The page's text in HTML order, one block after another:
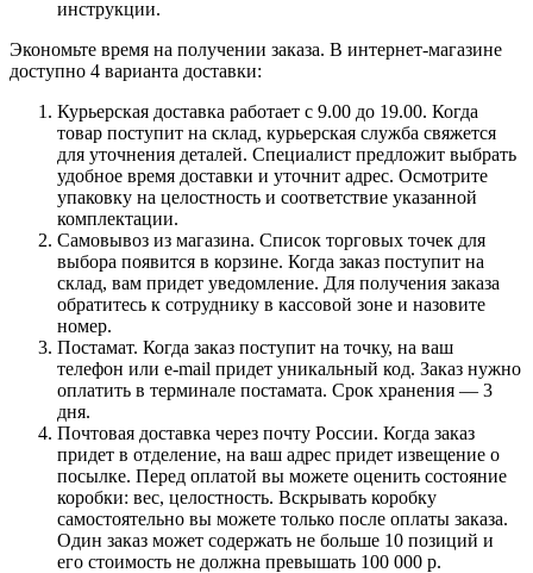
инструкции.
Экономьте время на получении заказа. В интернет-магазине
доступно 4 варианта доставки:
Курьерская доставка работает с 9.00 до 19.00. Когда
товар поступит на склад, курьерская служба свяжется
для уточнения деталей. Специалист предложит выбрать
удобное время доставки и уточнит адрес. Осмотрите
упаковку на целостность и соответствие указанной
комплектации.
Самовывоз из магазина. Список торговых точек для
выбора появится в корзине. Когда заказ поступит на
склад, вам придет уведомление. Для получения заказа
обратитесь к сотруднику в кассовой зоне и назовите
номер.
Постамат. Когда заказ поступит на точку, на ваш
телефон или e-mail придет уникальный код. Заказ нужно
оплатить в терминале постамата. Срок хранения — 3
дня.
Почтовая доставка через почту России. Когда заказ
придет в отделение, на ваш адрес придет извещение о
посылке. Перед оплатой вы можете оценить состояние
коробки: вес, целостность. Вскрывать коробку
самостоятельно вы можете только после оплаты заказа.
Один заказ может содержать не больше 10 позиций и
его стоимость не должна превышать 100 000 р.